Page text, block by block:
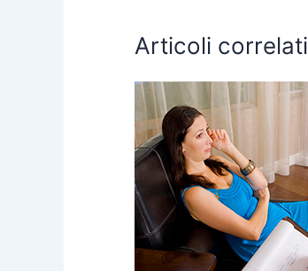
Articoli correlati